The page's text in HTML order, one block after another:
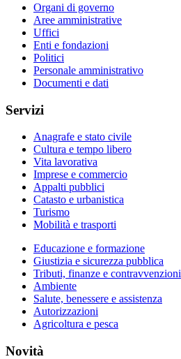
Organi di governo
Aree amministrative
Uffici
Enti e fondazioni
Politici
Personale amministrativo
Documenti e dati
Servizi
Anagrafe e stato civile
Cultura e tempo libero
Vita lavorativa
Imprese e commercio
Appalti pubblici
Catasto e urbanistica
Turismo
Mobilità e trasporti
Educazione e formazione
Giustizia e sicurezza pubblica
Tributi, finanze e contravvenzioni
Ambiente
Salute, benessere e assistenza
Autorizzazioni
Agricoltura e pesca
Novità